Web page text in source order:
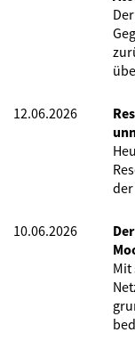
12.06.2026
10.06.2026
Mit